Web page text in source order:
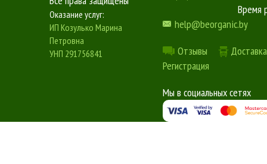
Оказание услуг:
ИП Козулько Марина
Петровна
УНП 291756841
Время
help@beorganic.by
Отзывы
Регистрация
Мы в социальных сетях